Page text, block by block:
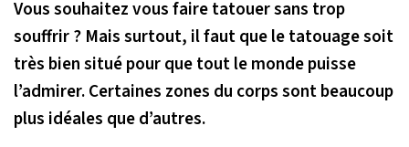
Vous souhaitez vous faire tatouer sans trop
souffrir ? Mais surtout, il faut que le tatouage soit
très bien situé pour que tout le monde puisse
l’admirer. Certaines zones du corps sont beaucoup
plus idéales que d’autres.